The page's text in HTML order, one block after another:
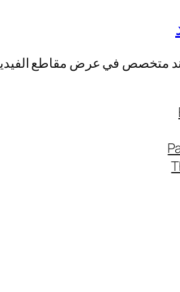
متخصص في عرض مقاطع الفيديو